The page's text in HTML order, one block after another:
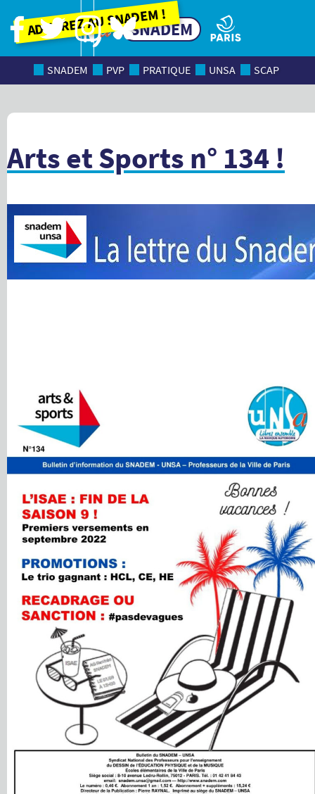
Adhérez au SNADEM !
SNADEM
SNADEM PVP PRATIQUE UNSA SCAP
Arts et Sports n° 134 !